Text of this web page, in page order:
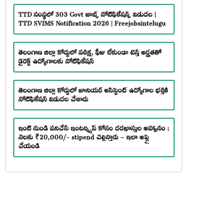
TTD సంస్థలో 303 Govt జాబ్స్ నోటిఫికేషన్స్ విడుదల |
TTD SVIMS Notification 2026 | Freejobsintelugu
తెలంగాణ జిల్లా కోర్టులో పరీక్ష, ఫీజు లేకుండా టెన్త్ అర్హతతో
డైరెక్ట్ ఉద్యోగాలకు నోటిఫికేషన్
తెలంగాణ జిల్లా కోర్టులో జూనియర్ అసిస్టెంట్ ఉద్యోగాల భర్తీకి
నోటిఫికేషన్ విడుదల చేశారు
ఇంటి నుండి పనిచేసే ఇంటర్న్షిప్ కోసం దరఖాస్తుల ఆహ్వానం :
నెలకు ₹20,000/- stipend చెల్లిస్తారు – ఇలా అప్లై
చేయండి